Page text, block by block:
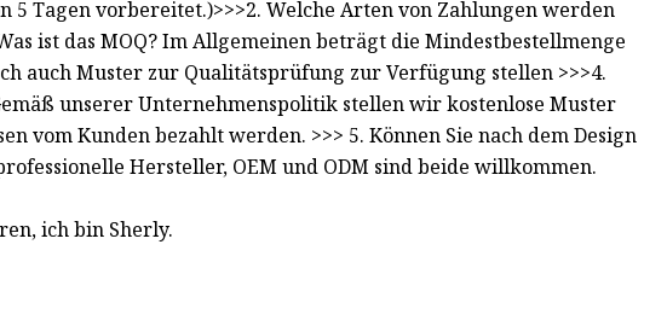
5 Tagen vorbereitet.)>>>2. Welche Arten von Zahlungen werden
ist das MOQ? Im Allgemeinen beträgt die Mindestbestellmenge
auch Muster zur Qualitätsprüfung zur Verfügung stellen >>>4.
unserer Unternehmenspolitik stellen wir kostenlose Muster
vom Kunden bezahlt werden. >>> 5. Können Sie nach dem Design
Hersteller, OEM und ODM sind beide willkommen.
ich bin Sherly.